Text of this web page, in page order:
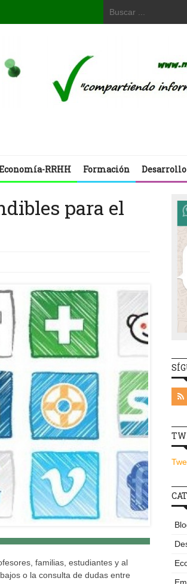
RRHH Formación
para el
familias, estudiantes y al
o la consulta de dudas entre